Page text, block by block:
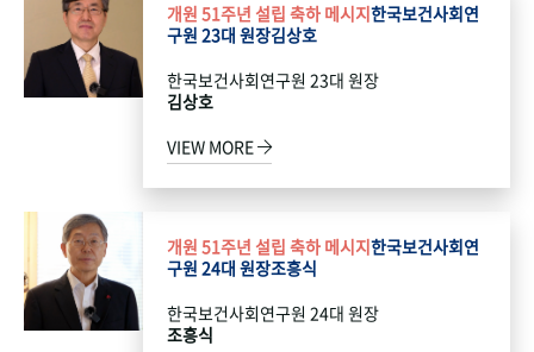
개원 51주년 설립 축하 메시지한국보건사회연
구원 23대 원장김상호
한국보건사회연구원 23대 원장
김상호
VIEW MORE
개원 51주년 설립 축하 메시지한국보건사회연
구원 24대 원장조흥식
한국보건사회연구원 24대 원장
조흥식